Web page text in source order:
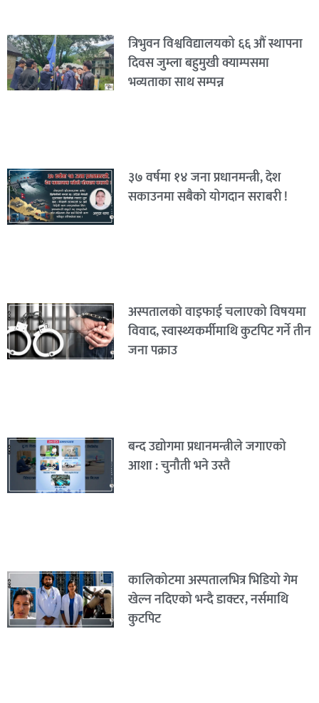
त्रिभुवन विश्वविद्यालयको ६६ औं स्थापना
दिवस जुम्ला बहुमुखी क्याम्पसमा
भव्यताका साथ सम्पन्न
३७ वर्षमा १४ जना प्रधानमन्त्री, देश
सकाउनमा सबैको योगदान सराबरी !
अस्पतालको वाइफाई चलाएको विषयमा
विवाद, स्वास्थ्यकर्मीमाथि कुटपिट गर्ने तीन
जना पक्राउ
बन्द उद्योगमा प्रधानमन्त्रीले जगाएको
आशा : चुनौती भने उस्तै
कालिकोटमा अस्पतालभित्र भिडियो गेम
खेल्न नदिएको भन्दै डाक्टर, नर्समाथि
कुटपिट